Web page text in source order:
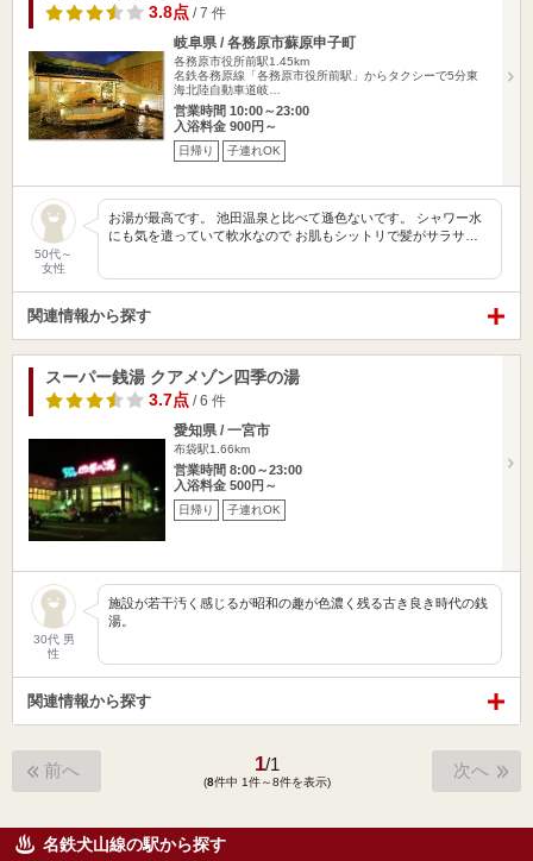
3.8点 / 7 件
岐阜県 / 各務原市蘇原申子町
各務原市役所前駅1.45km
名鉄各務原線「各務原市役所前駅」からタクシーで5分東
海北陸自動車道岐…
営業時間 10:00～23:00
入浴料金 900円～
日帰り 子連れOK
50代～
女性
お湯が最高です。 池田温泉と比べて遜色ないです。 シャワー水
にも気を遣っていて軟水なので お肌もシットリで髪がサラサ…
関連情報から探す
スーパー銭湯 クアメゾン四季の湯
3.7点 / 6 件
愛知県 / 一宮市
布袋駅1.66km
営業時間 8:00～23:00
入浴料金 500円～
日帰り 子連れOK
30代 男
性
施設が若干汚く感じるが昭和の趣が色濃く残る古き良き時代の銭
湯。
関連情報から探す
前へ 1/1
(8件中 1件～8件を表示)
次へ
名鉄犬山線の駅から探す